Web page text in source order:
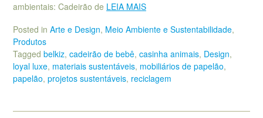
ambientais: Cadeirão de LEIA MAIS
Posted in Arte e Design, Meio Ambiente e Sustentabilidade,
Produtos
Tagged belkiz, cadeirão de bebê, casinha animais, Design,
loyal luxe, materiais sustentáveis, mobiliários de papelão,
papelão, projetos sustentáveis, reciclagem